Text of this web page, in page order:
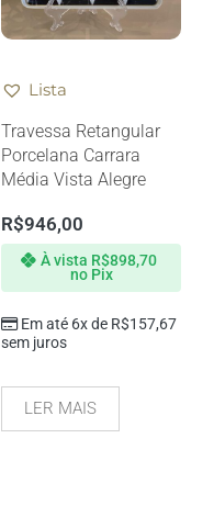
Lista
Travessa Retangular
Porcelana Carrara
Média Vista Alegre
R$946,00
Em até 6x de R$157,67
sem juros
À vista R$898,70
no Pix
LER MAIS